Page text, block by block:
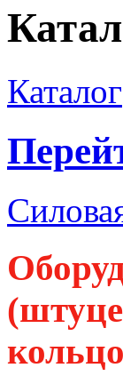
Каталог